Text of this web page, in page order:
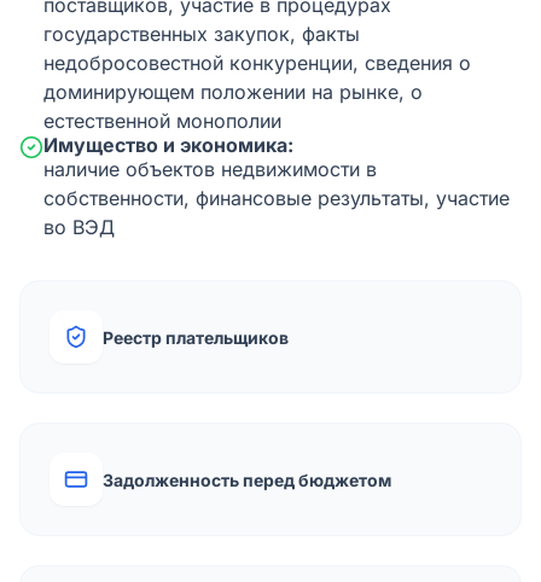
поставщиков, участие в процедурах
государственных закупок, факты
недобросовестной конкуренции, сведения о
доминирующем положении на рынке, о
естественной монополии
Имущество и экономика:
наличие объектов недвижимости в
собственности, финансовые результаты, участие
во ВЭД
Реестр плательщиков
Задолженность перед бюджетом